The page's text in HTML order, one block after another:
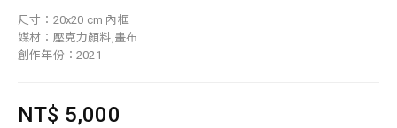
尺寸：20x20 cm 內框
媒材：壓克力顏料,畫布
創作年份：2021
NT$ 5,000